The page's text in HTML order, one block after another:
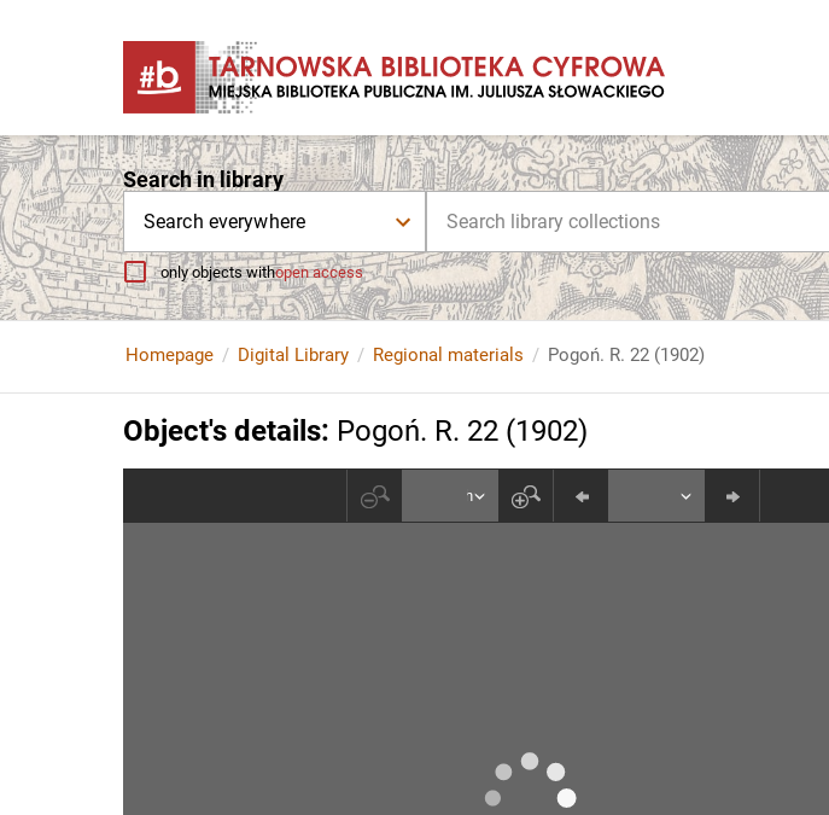
Search in library
Search everywhere
only objects withopen access
Homepage Digital Library Regional materials Pogoń. R. 22 (1902)
Object's details: Pogoń. R. 22 (1902)